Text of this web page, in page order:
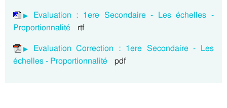
Evaluation : 1ere Secondaire - Les échelles -
Proportionnalité rtf
Evaluation Correction : 1ere Secondaire - Les
échelles - Proportionnalité pdf